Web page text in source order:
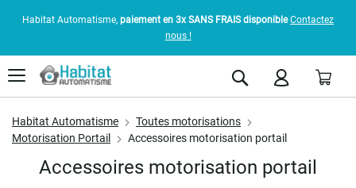
Habitat Automatisme, paiement en 3x SANS FRAIS disponible Contactez
nous !
Rechercher
Habitat Automatisme
Toutes motorisations
Motorisation Portail
Accessoires motorisation portail
Accessoires motorisation portail